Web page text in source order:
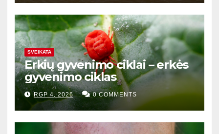
SVEIKATA
Erkių gyvenimo ciklai – erkės
gyvenimo ciklas
RGP 4, 2026 0 COMMENTS